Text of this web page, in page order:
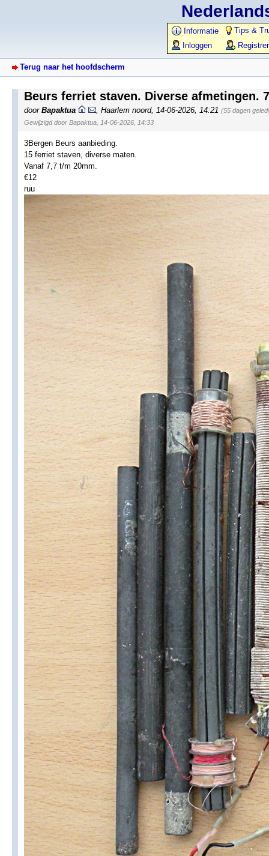
Informatie
Tips &
Inloggen
Terug naar het hoofdscherm
Beurs ferriet staven. Diverse afmetingen.
door Bapaktua Haarlem noord, 14-06-2026, 14:21 (55 dagen
Gewijzigd door Bapaktua, 14-06-2026, 14:33
3Bergen Beurs aanbieding.
15 ferriet staven, diverse maten.
Vanaf 7,7 t/m 20mm.
€12
ruu